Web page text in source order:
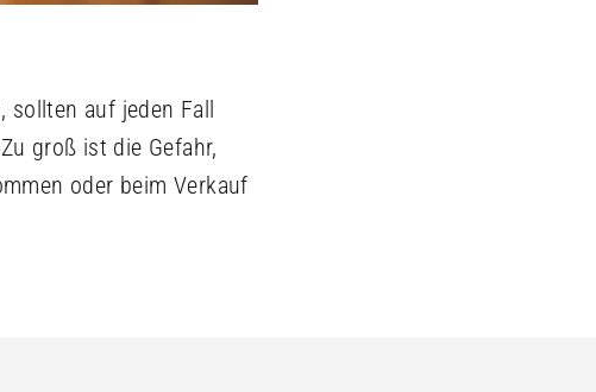
sollten auf jeden Fall
groß ist die Gefahr,
oder beim Verkauf